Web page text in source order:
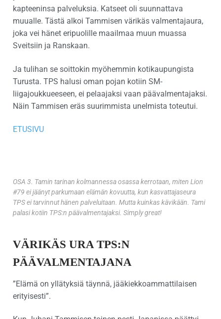
kapteeninsa palveluksia. Katseet oli suunnattava
muualle. Tästä alkoi Tammisen värikäs valmentajaura,
joka vei hänet eripuolille maailmaa muun muassa
Sveitsiin ja Ranskaan.
Ja tulihan se soittokin myöhemmin kotikaupungista
Turusta. TPS halusi oman pojan kotiin SM-
liigajoukkueeseen, ei pelaajaksi vaan päävalmentajaksi.
Näin Tammisen eräs suurimmista unelmista toteutui.
ETUSIVU
OSA 3. Tamin tarinan kolmannessa osassa kerrotaan, miten Lion
#79 ei jäänyt parkumaan elämän kovuutta, kun kasvattajaseura
TPS ei tarvinnut hänen palveluitaan. Mutta kuinkas kävikään. Tami
palasi kotiin TPS:n päävalmentajaksi. Simply great!
VÄRIKÄS URA TPS:N
PÄÄVALMENTAJANA
”Elämä on yllätyksiä täynnä, jääkiekkoammattilaisen
erityisesti”.